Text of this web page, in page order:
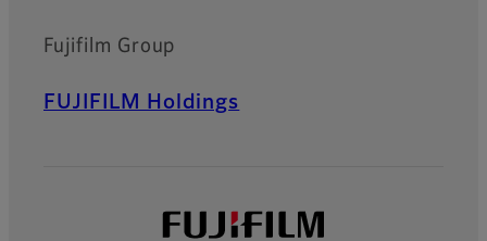
Fujifilm Group
FUJIFILM Holdings